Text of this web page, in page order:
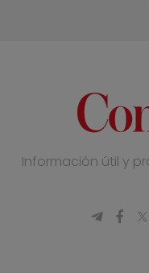
Información útil y